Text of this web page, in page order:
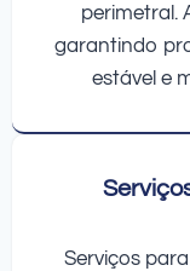
perimetral.
garantindo
estável e
Serviços